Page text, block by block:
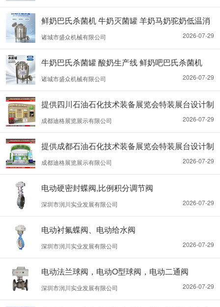
鲜奶巴氏杀菌机 牛奶灭菌罐 羊奶马奶驼奶低温消
毒机器
2026-07-29
诸城市盛众机械有限公司
牛奶巴氏杀菌罐 酸奶生产线 鲜奶吧巴氏杀菌机
2026-07-29
诸城市盛众机械有限公司
提供四川石油石化技术装备展览会特装展台设计制
作搭建服务
2026-07-29
成都迪格展览展示有限公司
提供成都石油石化技术装备展览会特装展台设计制
作搭建服务
2026-07-29
成都迪格展览展示有限公司
电动硬密封蝶阀,比例积分调节阀
2026-07-29
深圳市润川实业发展有限公司
电动衬氟蝶阀、电动给水阀
2026-07-29
深圳市润川实业发展有限公司
电动法兰球阀，电动O型球阀，电动二通阀
2026-07-29
深圳市润川实业发展有限公司